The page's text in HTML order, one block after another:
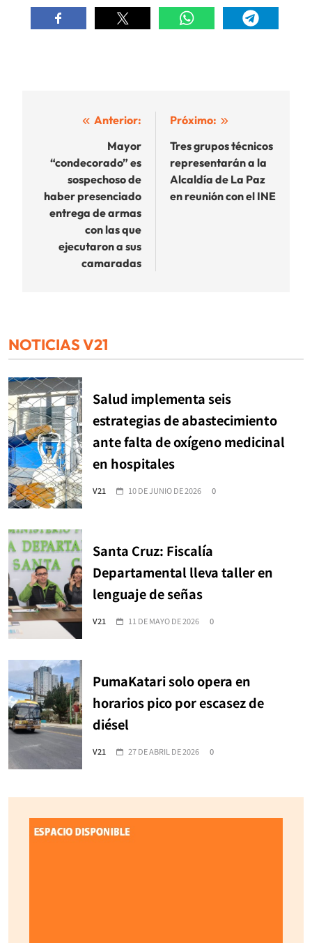
Navegación
entradas
Anterior:
Mayor
“condecorado” es
sospechoso de
haber presenciado
entrega de armas
con las que
ejecutaron a sus
camaradas
Próximo:
Tres grupos técnicos
representarán a la
Alcaldía de La Paz
en reunión con el INE
NOTICIAS V21
Salud implementa seis
estrategias de abastecimiento
ante falta de oxígeno medicinal
en hospitales
V21 10 DE JUNIO DE 2026 0
Santa Cruz: Fiscalía
Departamental lleva taller en
lenguaje de señas
V21 11 DE MAYO DE 2026 0
PumaKatari solo opera en
horarios pico por escasez de
diésel
V21 27 DE ABRIL DE 2026 0